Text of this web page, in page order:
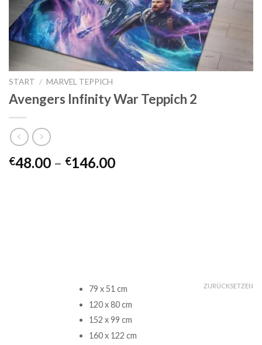
START / MARVEL TEPPICH
Avengers Infinity War Teppich 2
€48.00 – €146.00Preisspanne:
79 x 51 cm
120 x 80 cm
152 x 99 cm
160 x 122 cm
ZURÜCKSETZEN